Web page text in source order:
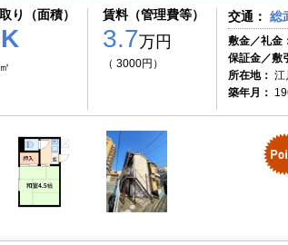
り（面積） 賃料（管理費等）
3.7万円
（ 3000円）
交通： 総
敷金／礼金
保証金／敷
所在地： 江
築年月：